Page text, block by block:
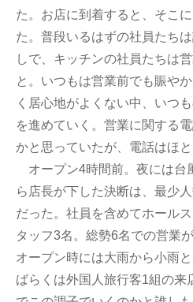
た。お店に到着すると、そこ
た。普段いるはずの社員たち
しで、キッチンの社員たちは
と。いつもは営業前でも賑や
く居心地がよくない中、いつ
を進めていく。営業に関する
かと思っていたが、電話はほと
オープン4時間前。夜には台
ら店長が下した決断は、最少
だった。社員を含めてホール
タッフ3名。総勢6名での営業
オープン時には大雨から小雨
ばらくは外国人旅行客1組の来